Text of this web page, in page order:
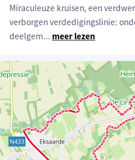
Miraculeuze kruisen, een
verborgen verdedigingslinie:
deelgem... meer lezen